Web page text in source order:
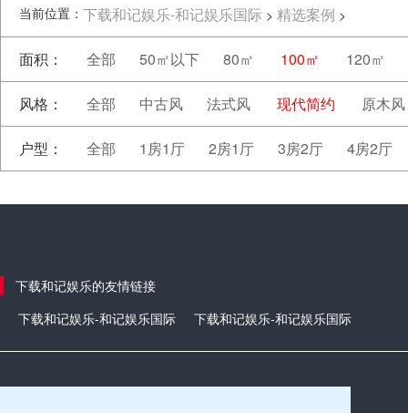
当前位置： 下载和记娱乐-和记娱乐国际 > 精选案例 >
面积： 全部 50㎡以下 80㎡ 100㎡ 120㎡
风格： 全部 中古风 法式风 现代简约 原木风
户型： 全部 1房1厅 2房1厅 3房2厅 4房2厅
下载和记娱乐的友情链接
下载和记娱乐-和记娱乐国际
下载和记娱乐-和记娱乐国际